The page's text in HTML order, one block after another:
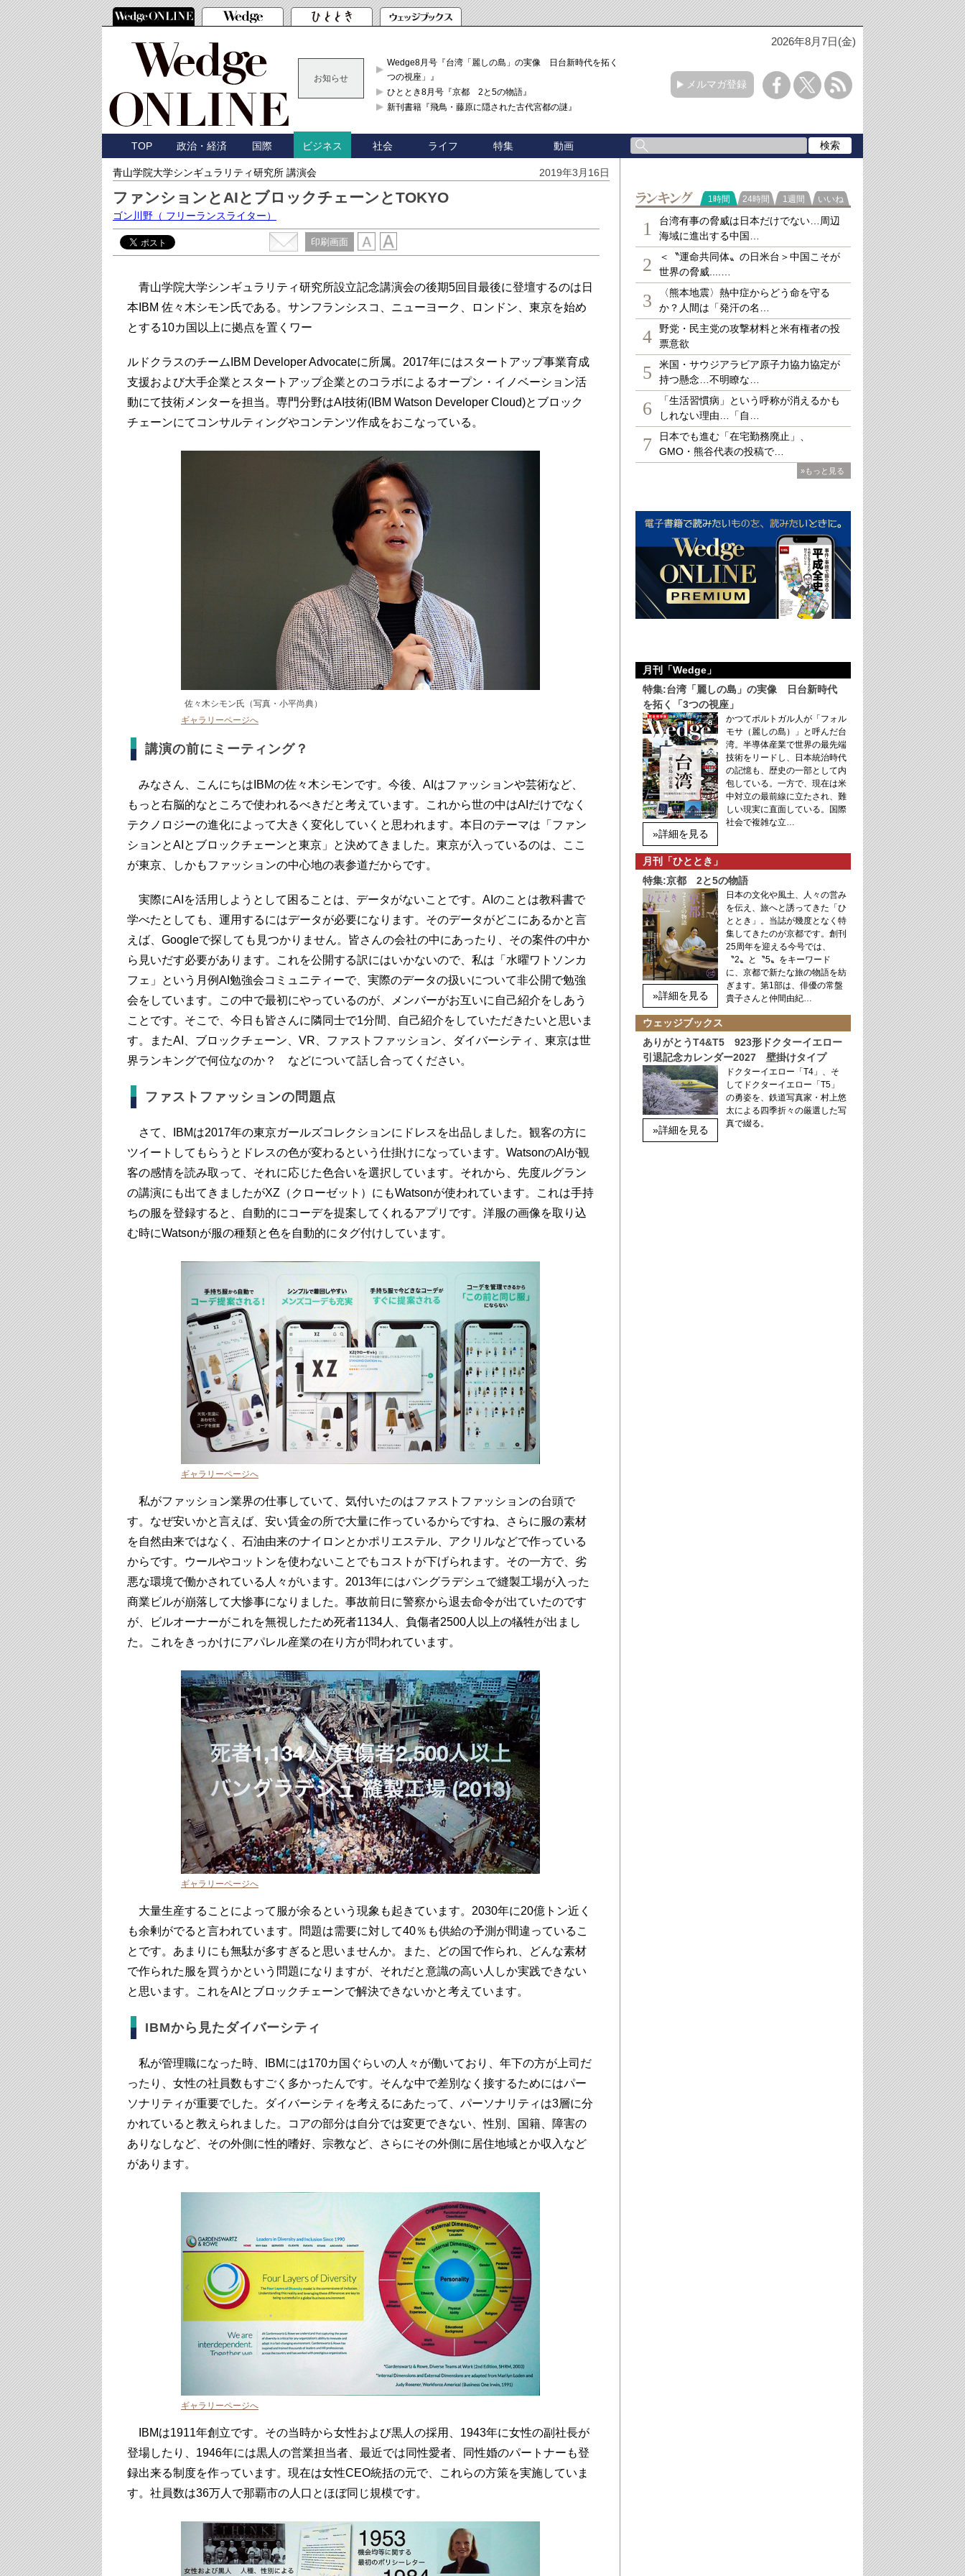
2026年8月7日(金)
お知らせ
Wedge8月号『台湾「麗しの島」の実像 日台新時代を拓く「3
つの視座」』
ひととき8月号『京都 2と5の物語』
新刊書籍『飛鳥・藤原に隠された古代宮都の謎』
メルマガ登録
TOP 政治・経済 国際 ビジネス 社会 ライフ 特集 動画
青山学院大学シンギュラリティ研究所 講演会 2019年3月16日
ファンションとAIとブロックチェーンとTOKYO
ゴン川野 （ フリーランスライター）
印刷画面
青山学院大学シンギュラリティ研究所設立記念講演会の後期5回目最後に登壇するのは日
本IBM 佐々木シモン氏である。サンフランシスコ、ニューヨーク、ロンドン、東京を始め
とする10カ国以上に拠点を置くワー
ルドクラスのチームIBM Developer Advocateに所属。2017年にはスタートアップ事業育成
支援および大手企業とスタートアップ企業とのコラボによるオープン・イノベーション活
動にて技術メンターを担当。専門分野はAI技術(IBM Watson Developer Cloud)とブロック
チェーンにてコンサルティングやコンテンツ作成をおこなっている。
佐々木シモン氏（写真・小平尚典）
ギャラリーページへ
講演の前にミーティング？
みなさん、こんにちはIBMの佐々木シモンです。今後、AIはファッションや芸術など、
もっと右脳的なところで使われるべきだと考えています。これから世の中はAIだけでなく
テクノロジーの進化によって大きく変化していくと思われます。本日のテーマは「ファン
ションとAIとブロックチェーンと東京」と決めてきました。東京が入っているのは、ここ
が東京、しかもファッションの中心地の表参道だからです。
実際にAIを活用しようとして困ることは、データがないことです。AIのことは教科書で
学べたとしても、運用するにはデータが必要になります。そのデータがどこにあるかと言
えば、Googleで探しても見つかりません。皆さんの会社の中にあったり、その案件の中か
ら見いだす必要があります。これを公開する訳にはいかないので、私は「水曜ワトソンカ
フェ」という月例AI勉強会コミュニティーで、実際のデータの扱いについて非公開で勉強
会をしています。この中で最初にやっているのが、メンバーがお互いに自己紹介をしあう
ことです。そこで、今日も皆さんに隣同士で1分間、自己紹介をしていただきたいと思いま
す。またAI、ブロックチェーン、VR、ファストファッション、ダイバーシティ、東京は世
界ランキングで何位なのか？ などについて話し合ってください。
ファストファッションの問題点
さて、IBMは2017年の東京ガールズコレクションにドレスを出品しました。観客の方に
ツイートしてもらうとドレスの色が変わるという仕掛けになっています。WatsonのAIが観
客の感情を読み取って、それに応じた色合いを選択しています。それから、先度ルグラン
の講演にも出てきましたがXZ（クローゼット）にもWatsonが使われています。これは手持
ちの服を登録すると、自動的にコーデを提案してくれるアプリです。洋服の画像を取り込
む時にWatsonが服の種類と色を自動的にタグ付けしています。
ギャラリーページへ
私がファッション業界の仕事していて、気付いたのはファストファッションの台頭で
す。なぜ安いかと言えば、安い賃金の所で大量に作っているからですね、さらに服の素材
を自然由来ではなく、石油由来のナイロンとかポリエステル、アクリルなどで作っている
からです。ウールやコットンを使わないことでもコストが下げられます。その一方で、劣
悪な環境で働かされている人々がいます。2013年にはバングラデシュで縫製工場が入った
商業ビルが崩落して大惨事になりました。事故前日に警察から退去命令が出ていたのです
が、ビルオーナーがこれを無視したため死者1134人、負傷者2500人以上の犠牲が出まし
た。これをきっかけにアパレル産業の在り方が問われています。
ギャラリーページへ
大量生産することによって服が余るという現象も起きています。2030年に20億トン近く
も余剰がでると言われています。問題は需要に対して40％も供給の予測が間違っているこ
とです。あまりにも無駄が多すぎると思いませんか。また、どの国で作られ、どんな素材
で作られた服を買うかという問題になりますが、それだと意識の高い人しか実践できない
と思います。これをAIとブロックチェーンで解決できないかと考えています。
IBMから見たダイバーシティ
私が管理職になった時、IBMには170カ国ぐらいの人々が働いており、年下の方が上司だ
ったり、女性の社員数もすごく多かったんです。そんな中で差別なく接するためにはパー
ソナリティが重要でした。ダイバーシティを考えるにあたって、パーソナリティは3層に分
かれていると教えられました。コアの部分は自分では変更できない、性別、国籍、障害の
ありなしなど、その外側に性的嗜好、宗教など、さらにその外側に居住地域とか収入など
があります。
ギャラリーページへ
IBMは1911年創立です。その当時から女性および黒人の採用、1943年に女性の副社長が
登場したり、1946年には黒人の営業担当者、最近では同性愛者、同性婚のパートナーも登
録出来る制度を作っています。現在は女性CEO統括の元で、これらの方策を実施していま
す。社員数は36万人で那覇市の人口とほぼ同じ規模です。
ランキング
1時間 24時間 1週間 いいね
1
台湾有事の脅威は日本だけでない…周辺
海域に進出する中国…
2
＜〝運命共同体〟の日米台＞中国こそが
世界の脅威....…
3
〈熊本地震〉熱中症からどう命を守る
か？人間は「発汗の名…
4
野党・民主党の攻撃材料と米有権者の投
票意欲
5
米国・サウジアラビア原子力協力協定が
持つ懸念…不明瞭な…
6
「生活習慣病」という呼称が消えるかも
しれない理由…「自…
7
日本でも進む「在宅勤務廃止」、
GMO・熊谷代表の投稿で…
»もっと見る
月刊「Wedge」
特集:台湾「麗しの島」の実像 日台新時代
を拓く「3つの視座」
»詳細を見る
かつてポルトガル人が「フォル
モサ（麗しの島）」と呼んだ台
湾。半導体産業で世界の最先端
技術をリードし、日本統治時代
の記憶も、歴史の一部として内
包している。一方で、現在は米
中対立の最前線に立たされ、難
しい現実に直面している。国際
社会で複雑な立…
月刊「ひととき」
特集:京都 2と5の物語
»詳細を見る
日本の文化や風土、人々の営み
を伝え、旅へと誘ってきた「ひ
ととき」。当誌が幾度となく特
集してきたのが京都です。創刊
25周年を迎える今号では、
〝2〟と〝5〟をキーワード
に、京都で新たな旅の物語を紡
ぎます。第1部は、俳優の常盤
貴子さんと仲間由紀…
ウェッジブックス
ありがとうT4&T5 923形ドクターイエロー
引退記念カレンダー2027 壁掛けタイプ
»詳細を見る
ドクターイエロー「T4」、そ
してドクターイエロー「T5」
の勇姿を、鉄道写真家・村上悠
太による四季折々の厳選した写
真で綴る。